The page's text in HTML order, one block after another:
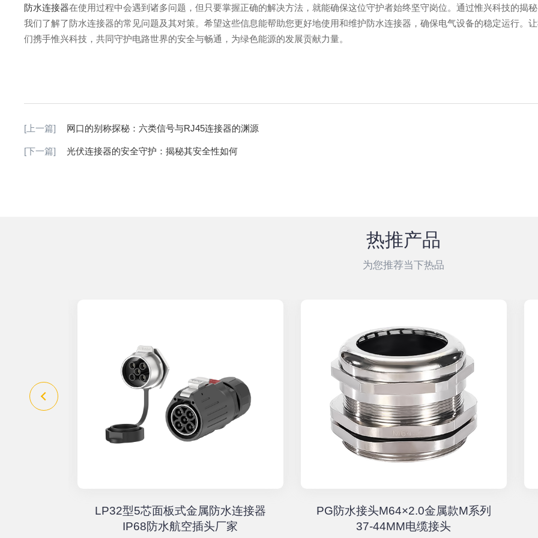
防水连接器在使用过程中会遇到诸多问题，但只要掌握正确的解决方法，就能确保这位守护者始终坚守岗位。通过惟兴科技的揭秘
我们了解了防水连接器的常见问题及其对策。希望这些信息能帮助您更好地使用和维护防水连接器，确保电气设备的稳定运行。
们携手惟兴科技，共同守护电路世界的安全与畅通，为绿色能源的发展贡献力量。
[上一篇] 网口的别称探秘：六类信号与RJ45连接器的渊源
[下一篇] 光伏连接器的安全守护：揭秘其安全性如何
热推产品
为您推荐当下热品
LP32型5芯面板式金属防水连接器
IP68防水航空插头厂家
PG防水接头M64×2.0金属款M系列
37-44MM电缆接头